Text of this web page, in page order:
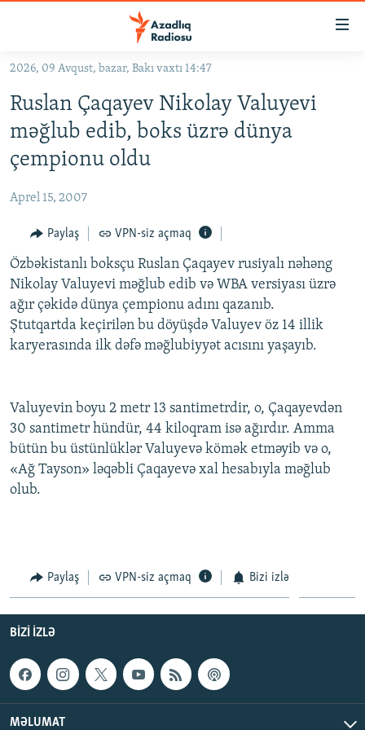
Əsas
qayıt
Əsas
naviqasiyaya
qayıt
keç
KORRUPSIOMETR
#ƏSLINDƏ
FƏRQƏ BAX
QANUNI DOĞRU
ARAŞDIRMA
MULTIMEDIA
VIDEO
FOTOQALEREYA
KARIKATURA
RADIO ARXIV
OXU ZALI
İSLAM VƏ DEMOKRATIYA
İZ - MƏDƏNIYYƏT PROQRAMI
HAQQIMIZDA
PEŞƏ ETIKASI VƏ JURNALISTIKA STANDARTLARIMIZ
MATERIALLARIMIZDAN ISTIFADƏ
AZADLIQRADIOSU MOBIL TELEFONUNUZDA
BIZIMLƏ ƏLAQƏ
RFE/RL-in bütün saytları
2026, 09 Avqust, bazar, Bakı vaxtı 14:47
Ruslan Çaqayev Nikolay Valuyevi
məğlub edib, boks üzrə dünya
çempionu oldu
Aprel 15, 2007
Paylaş VPN-siz açmaq
Özbəkistanlı boksçu Ruslan Çaqayev rusiyalı nəhəng
Nikolay Valuyevi məğlub edib və WBA versiyası üzrə
ağır çəkidə dünya çempionu adını qazanıb.
Ştutqartda keçirilən bu döyüşdə Valuyev öz 14 illik
karyerasında ilk dəfə məğlubiyyət acısını yaşayıb.
Valuyevin boyu 2 metr 13 santimetrdir, o, Çaqayevdən
30 santimetr hündür, 44 kiloqram isə ağırdır. Amma
bütün bu üstünlüklər Valuyevə kömək etməyib və o,
«Ağ Tayson» ləqəbli Çaqayevə xal hesabıyla məğlub
olub.
Paylaş VPN-siz açmaq Bizi izlə
BIZI IZLƏ
MƏLUMAT